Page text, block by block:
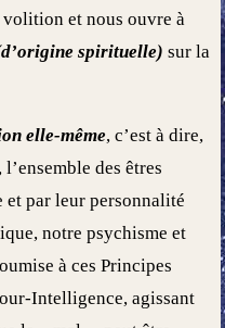
et nous ouvre à
spirituelle) sur la
elle-même, c’est à dire,
des êtres
et par leur personnalité
notre psychisme et
à ces Principes
Intelligence, agissant